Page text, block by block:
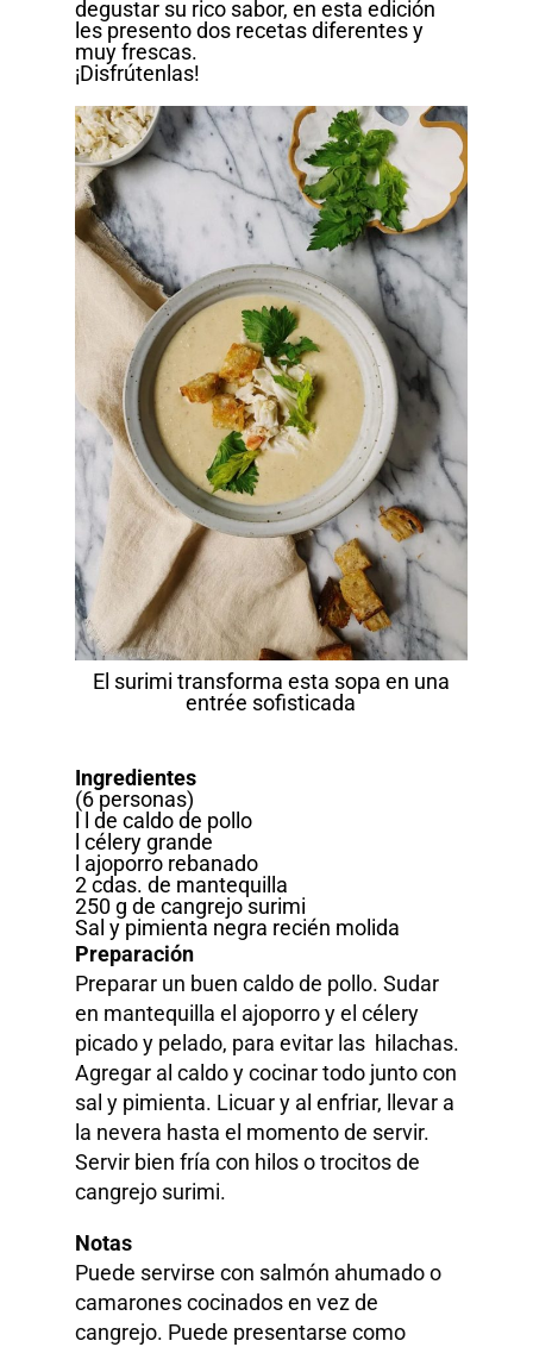
degustar su rico sabor, en esta edición
les presento dos recetas diferentes y
muy frescas.
¡Disfrútenlas!
El surimi transforma esta sopa en una
entrée sofisticada
Ingredientes
(6 personas)
l l de caldo de pollo
l célery grande
l ajoporro rebanado
2 cdas. de mantequilla
250 g de cangrejo surimi
Sal y pimienta negra recién molida
Preparación
Preparar un buen caldo de pollo. Sudar
en mantequilla el ajoporro y el célery
picado y pelado, para evitar las hilachas.
Agregar al caldo y cocinar todo junto con
sal y pimienta. Licuar y al enfriar, llevar a
la nevera hasta el momento de servir.
Servir bien fría con hilos o trocitos de
cangrejo surimi.
Notas
Puede servirse con salmón ahumado o
camarones cocinados en vez de
cangrejo. Puede presentarse como